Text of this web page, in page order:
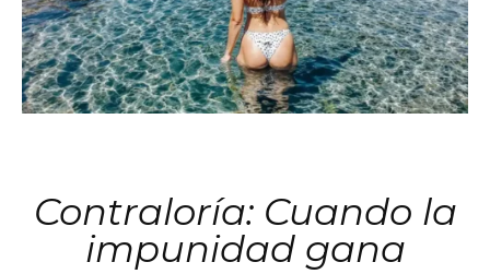
Contraloría: Cuando la
impunidad gana